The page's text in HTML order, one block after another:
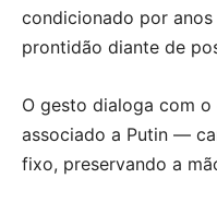
condicionado por
prontidão diante de
O gesto dialoga com o
associado a Putin —
fixo, preservando a